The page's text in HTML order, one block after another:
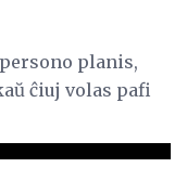
planis,
ĉiuj volas pafi